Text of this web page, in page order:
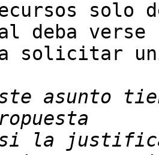
solo
deba verse
solicitar
asunto
si la